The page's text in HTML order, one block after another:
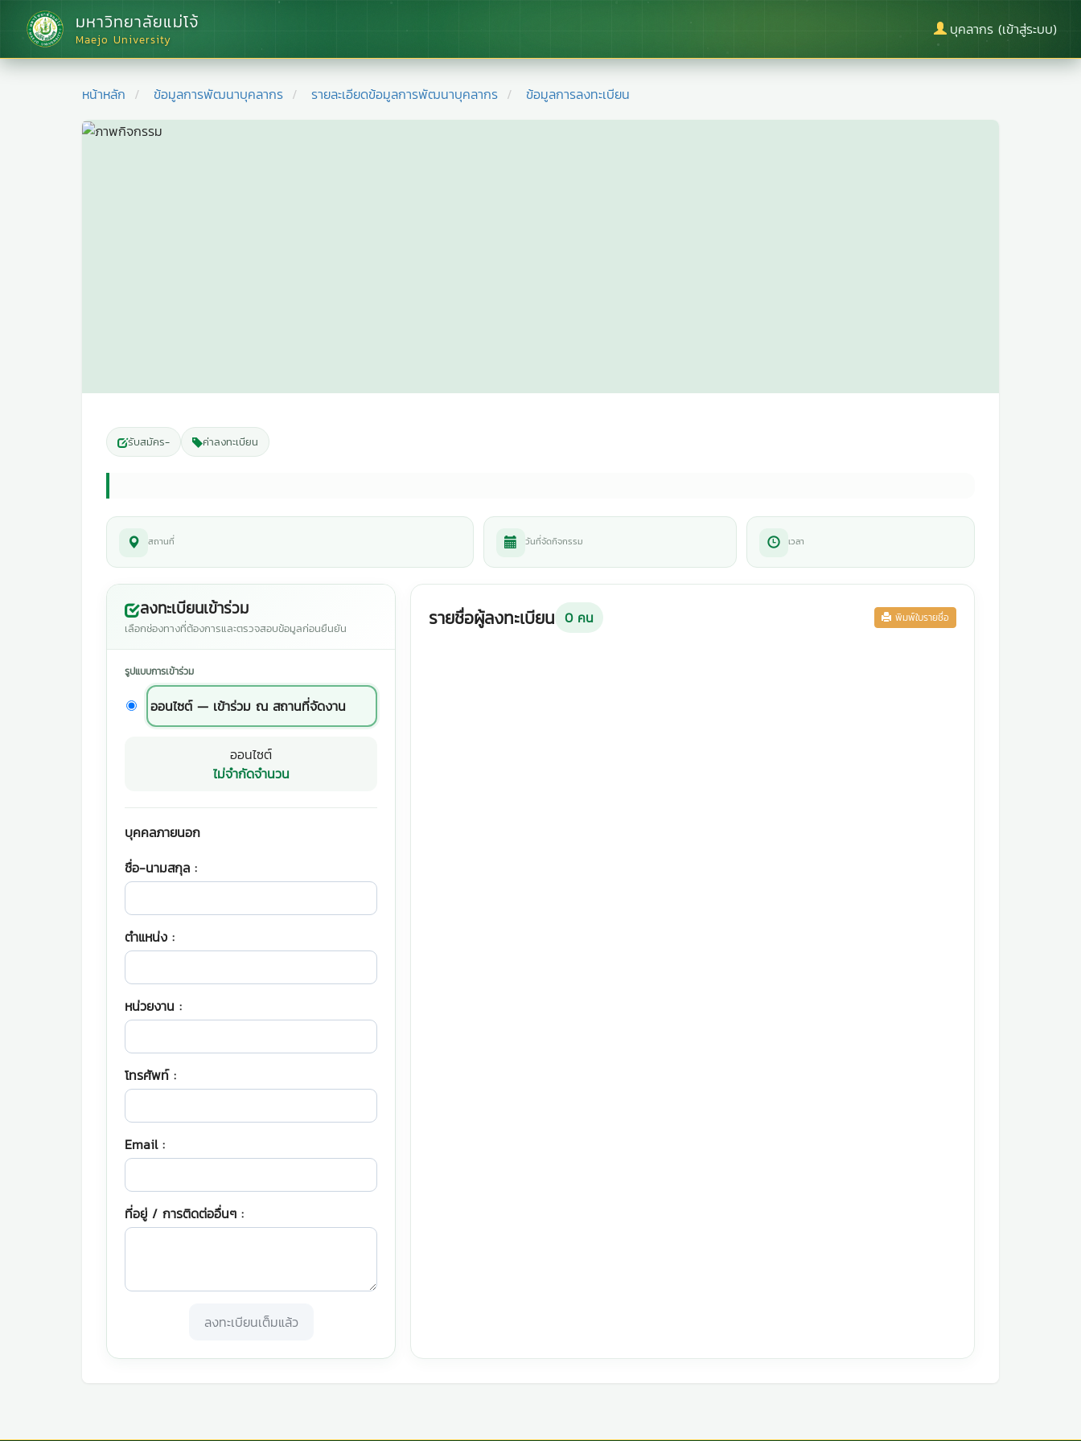
มหาวิทยาลัยแม่โจ้
Maejo University
บุคลากร (เข้าสู่ระบบ)
หน้าหลัก ข้อมูลการพัฒนาบุคลากร รายละเอียดข้อมูลการพัฒนาบุคลากร ข้อมูลการลงทะเบียน
รับสมัคร- ค่าลงทะเบียน
สถานที่ วันที่จัดกิจกรรม เวลา
ลงทะเบียนเข้าร่วม
เลือกช่องทางที่ต้องการและตรวจสอบข้อมูลก่อนยืนยัน
รูปแบบการเข้าร่วม
ออนไซต์ — เข้าร่วม ณ สถานที่จัดงาน
ออนไซต์
ไม่จำกัดจำนวน
บุคคลภายนอก
ชื่อ-นามสกุล :
ตำแหน่ง :
หน่วยงาน :
โทรศัพท์ :
Email :
ที่อยู่ / การติดต่ออื่นๆ :
รายชื่อผู้ลงทะเบียน 0คน พิมพ์ใบรายชื่อ